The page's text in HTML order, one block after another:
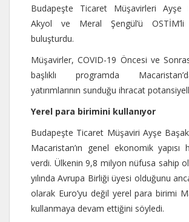
Budapeşte Ticaret Müşavirleri Ayşe
Akyol ve Meral Şengül’ü OSTİM’li
buluşturdu.
Müşavirler, COVID-19 Öncesi ve
başlıklı programda
yatırımlarının sunduğu ihracat
Yerel para birimini kullanıyor
Budapeşte Ticaret Müşaviri Ayşe
Macaristan’ın genel ekonomik yapısı
verdi. Ülkenin 9,8 milyon nüfusa sahip
yılında Avrupa Birliği üyesi olduğunu
olarak Euro’yu değil yerel para birimi
kullanmaya devam ettiğini söyledi.